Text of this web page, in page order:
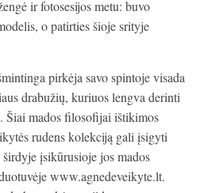
ir fotosesijos metu: buvo
o patirties šioje srityje
pirkėja savo spintoje visada
drabužių, kuriuos lengva derinti
Šiai mados filosofijai ištikimos
rudens kolekciją gali įsigyti
įsikūrusioje jos mados
www.agnedeveikyte.lt.